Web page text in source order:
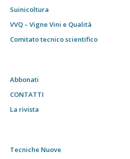
Suinicoltura
VVQ – Vigne Vini e Qualità
Comitato tecnico scientifico
Abbonati
CONTATTI
La rivista
Tecniche Nuove